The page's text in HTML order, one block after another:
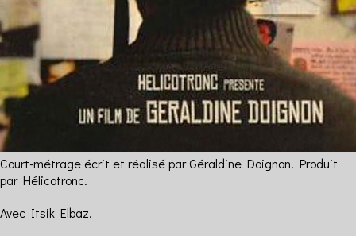
Court-métrage écrit et réalisé par Géraldine Doignon. Produit
par Hélicotronc.
Avec Itsik Elbaz.